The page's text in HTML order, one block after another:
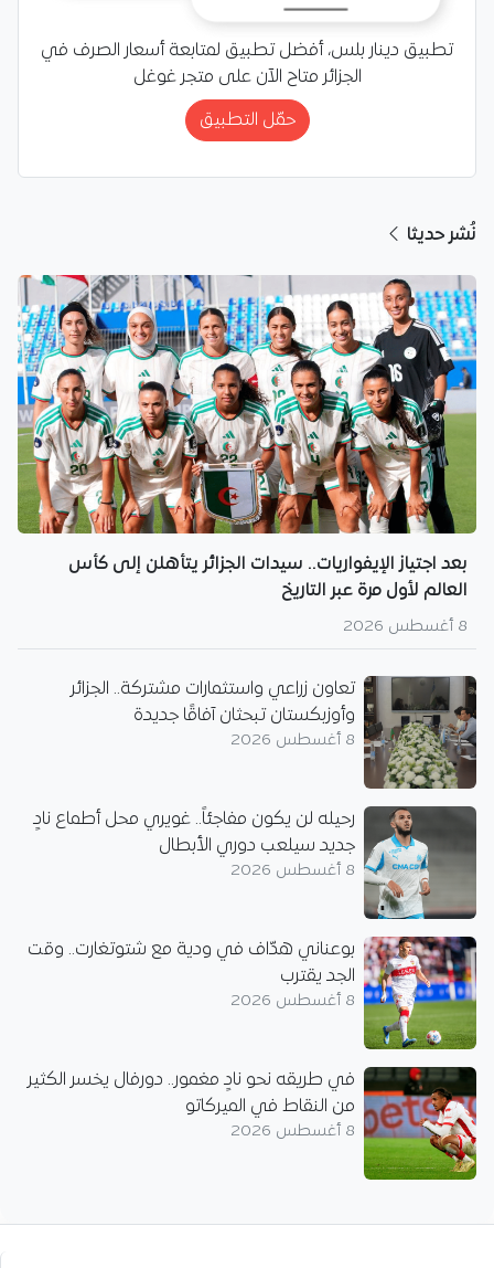
تطبيق دينار بلس، أفضل تطبيق لمتابعة أسعار الصرف في
الجزائر متاح الآن على متجر غوغل
حمّل التطبيق
نُشر حديثا
بعد اجتياز الإيفواريات.. سيدات الجزائر يتأهلن إلى كأس
العالم لأول مرة عبر التاريخ
8 أغسطس 2026
تعاون زراعي واستثمارات مشتركة.. الجزائر
وأوزبكستان تبحثان آفاقًا جديدة
8 أغسطس 2026
رحيله لن يكون مفاجئاً.. غويري محل أطماع نادٍ
جديد سيلعب دوري الأبطال
8 أغسطس 2026
بوعناني هدّاف في ودية مع شتوتغارت.. وقت
الجد يقترب
8 أغسطس 2026
في طريقه نحو نادٍ مغمور.. دورفال يخسر الكثير
من النقاط في الميركاتو
8 أغسطس 2026